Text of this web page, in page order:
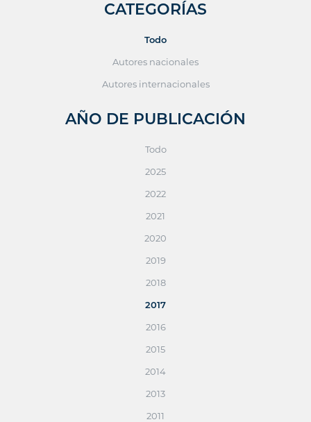
CATEGORÍAS
Todo
Autores nacionales
Autores internacionales
AÑO DE PUBLICACIÓN
Todo
2025
2022
2021
2020
2019
2018
2017
2016
2015
2014
2013
2011